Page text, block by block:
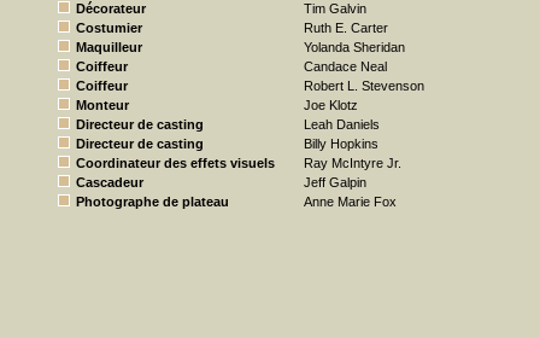
Décorateur
Tim Galvin
Costumier
Ruth E. Carter
Maquilleur
Yolanda Sheridan
Coiffeur
Candace Neal
Coiffeur
Robert L. Stevenson
Monteur
Joe Klotz
Directeur de casting
Leah Daniels
Directeur de casting
Billy Hopkins
Coordinateur des effets visuels
Ray McIntyre Jr.
Cascadeur
Jeff Galpin
Photographe de plateau
Anne Marie Fox